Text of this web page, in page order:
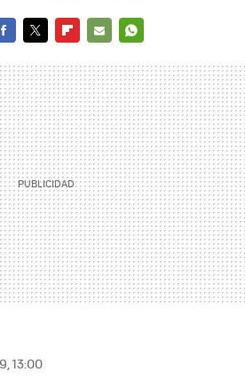
MAIL
13:00